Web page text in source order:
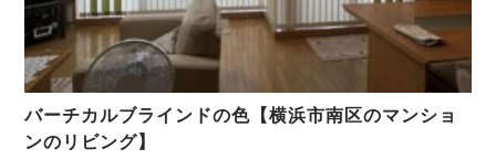
バーチカルブラインドの色【横浜市南区のマンショ
ンのリビング】